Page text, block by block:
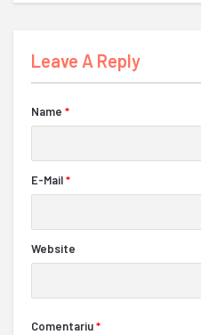
Leave A Reply
Name *
E-Mail*
Website
Comentariu*